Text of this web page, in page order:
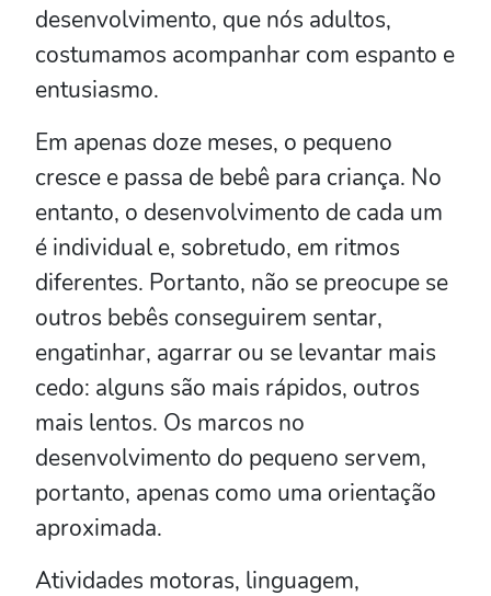
desenvolvimento, que nós adultos,
costumamos acompanhar com espanto e
entusiasmo.
Em apenas doze meses, o pequeno
cresce e passa de bebê para criança. No
entanto, o desenvolvimento de cada um
é individual e, sobretudo, em ritmos
diferentes. Portanto, não se preocupe se
outros bebês conseguirem sentar,
engatinhar, agarrar ou se levantar mais
cedo: alguns são mais rápidos, outros
mais lentos. Os marcos no
desenvolvimento do pequeno servem,
portanto, apenas como uma orientação
aproximada.
Atividades motoras, linguagem,